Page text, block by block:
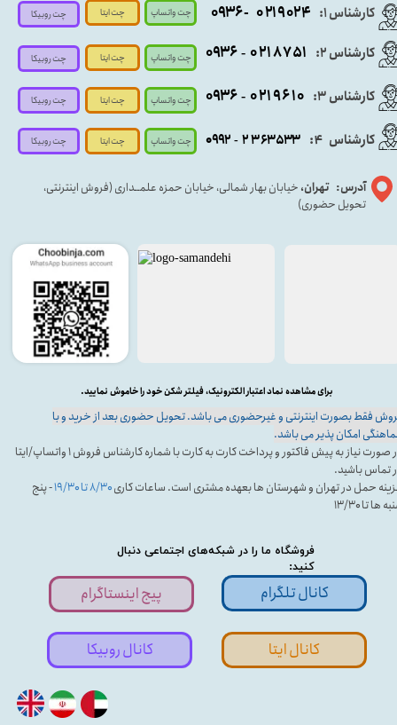
فروشگاه ما را در شبکه‌های اجتماعی دنبال
کنید:
کارشناس ۱: ۰۲۱۹۰۲۴ - ۰۹۳۶
آدرس: تهران، خیابان بهار شمالی، خیابان حمزه علمــداری (فروش اینترنتی،
تحویل حضوری)
کارشناس ۳: ۰۲۱۹۶۱۰ -۰۹۳۶
فقط بصورت اینترنتی و غیرحضوری می باشد. تحویل حضوری بعد از خرید و با
امکان پذیر می باشد.
در صورت نیاز به پیش فاکتور و پرداخت کارت به کارت با شماره کارشناس فروش ۱ واتساپ/ایتا
تماس باشید.
حمل در تهران و شهرستان ها بعهده مشتری است. ساعات کاری۸/۳۰ تا ۱۹/۳۰
- پنج
ها تا ۱۳/۳۰
برای مشاهده نماد اعتبار الکترونیک، فیلتر شکن خود را خاموش نمایید.
پیج اینستاگرام کانال تلگرام
کارشناس ۲: ۰۲۱۸۷۵۱ - ۰۹۳۶
کانال ایتا کانال روبیکا
کارشناس 4
: ۲۳۶۳۵۳۳ - ۰۹۹۲
چت واتساپ
چت واتساپ
چت واتساپ
چت واتساپ
چت ایتا
چت ایتا
چت ایتا
چت ایتا
چت روبیکا
چت روبیکا
چت روبیکا
چت روبیکا